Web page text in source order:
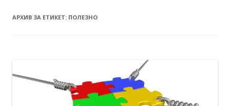
АРХИВ ЗА ЕТИКЕТ: ПОЛЕЗНО